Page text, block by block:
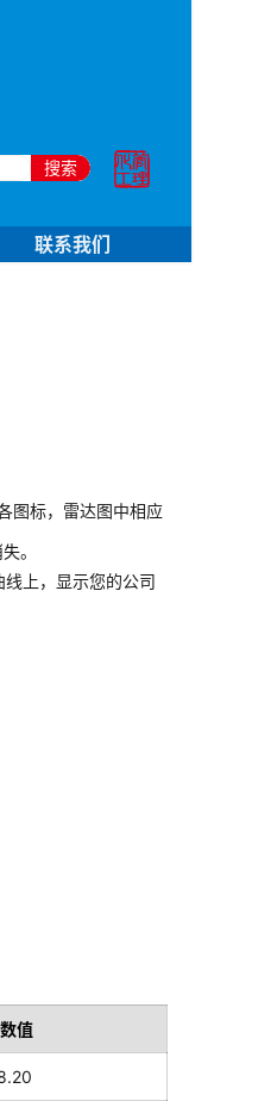
搜索
联系我们
图标，雷达图中相应
。
上，显示您的公司
值